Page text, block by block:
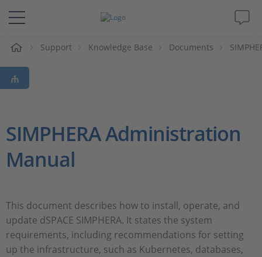
Lösungen & Produkte
Support
Magazin
Karriere
Support Knowledge Base Documents
SIMPHERA Administration
Manual
This document describes how to install, operate, and
update dSPACE SIMPHERA. It states the system
requirements, including recommendations for setting
up the infrastructure, such as Kubernetes, databases,